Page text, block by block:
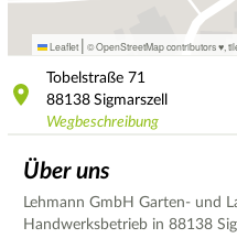
Leaflet | © OpenStreetMap contributors ♥,
Tobelstraße 71
88138 Sigmarszell
Wegbeschreibung
Über uns
Lehmann GmbH Garten- und
Handwerksbetrieb in 88138